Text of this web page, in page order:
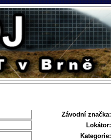
Závodní značka:
Lokátor:
Kategorie: